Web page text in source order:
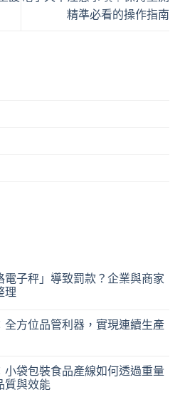
電子秤」導致罰款？企業與商家
理
全方位品管利器，實現連續生產
小袋包裝食品產線如何透過重量
質與效能
精準必看的操作指南